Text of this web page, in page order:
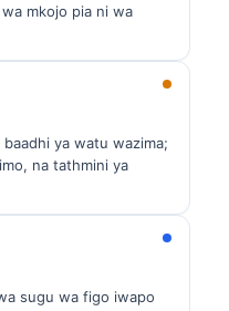
mkojo pia ni wa
ya watu wazima;
na tathmini ya
sugu wa figo iwapo